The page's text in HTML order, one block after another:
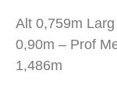
Alt 0,759m
0,90m – Prof
1,486m